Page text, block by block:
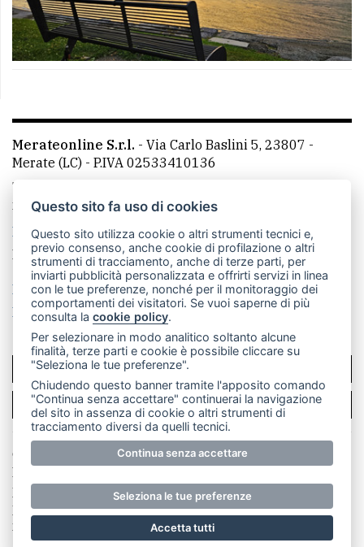
Merateonline S.r.l. - Via Carlo Baslini 5, 23807 -
Merate (LC) - P.IVA 02533410136
Telefono:
mail: redazione@leccoonline.com
La redazione
MerateOnline CasateOnline
RSS
Made by VIP
Privacy policy
Cookie policy
Rivedi le tue scelte sui cookie
SCRIVICI
PER LA TUA PUBBLICITÀ
© Copyright Merateonline S.r.l. - Tutti i diritti riservati.
E' proibita la riproduzione e pubblicazione anche
parziale di testi, articoli e immagini senza la
preventiva autorizzazione scritta dell'editore. RI Lecco
numero Rea LC 291.277 - Capitale sociale 10.329,14 €
Questo sito fa uso di cookies
Questo sito utilizza cookie o altri strumenti tecnici e,
previo consenso, anche cookie di profilazione o altri
strumenti di tracciamento, anche di terze parti, per
inviarti pubblicità personalizzata e offrirti servizi in linea
con le tue preferenze, nonché per il monitoraggio dei
comportamenti dei visitatori. Se vuoi saperne di più
consulta lacookie policy.
Per selezionare in modo analitico soltanto alcune
finalità, terze parti e cookie è possibile cliccare su
"Seleziona le tue preferenze".
Chiudendo questo banner tramite l'apposito comando
"Continua senza accettare" continuerai la navigazione
del sito in assenza di cookie o altri strumenti di
tracciamento diversi da quelli tecnici.
Continua senza accettare
Seleziona le tue preferenze
Accetta tutti